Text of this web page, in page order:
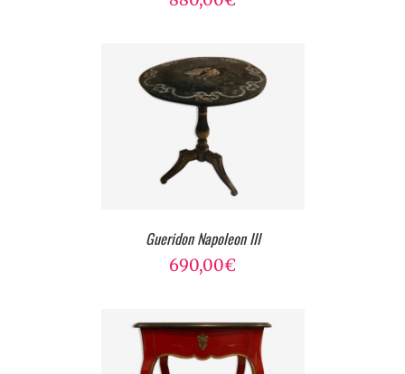
Gueridon Napoleon III
690,00€